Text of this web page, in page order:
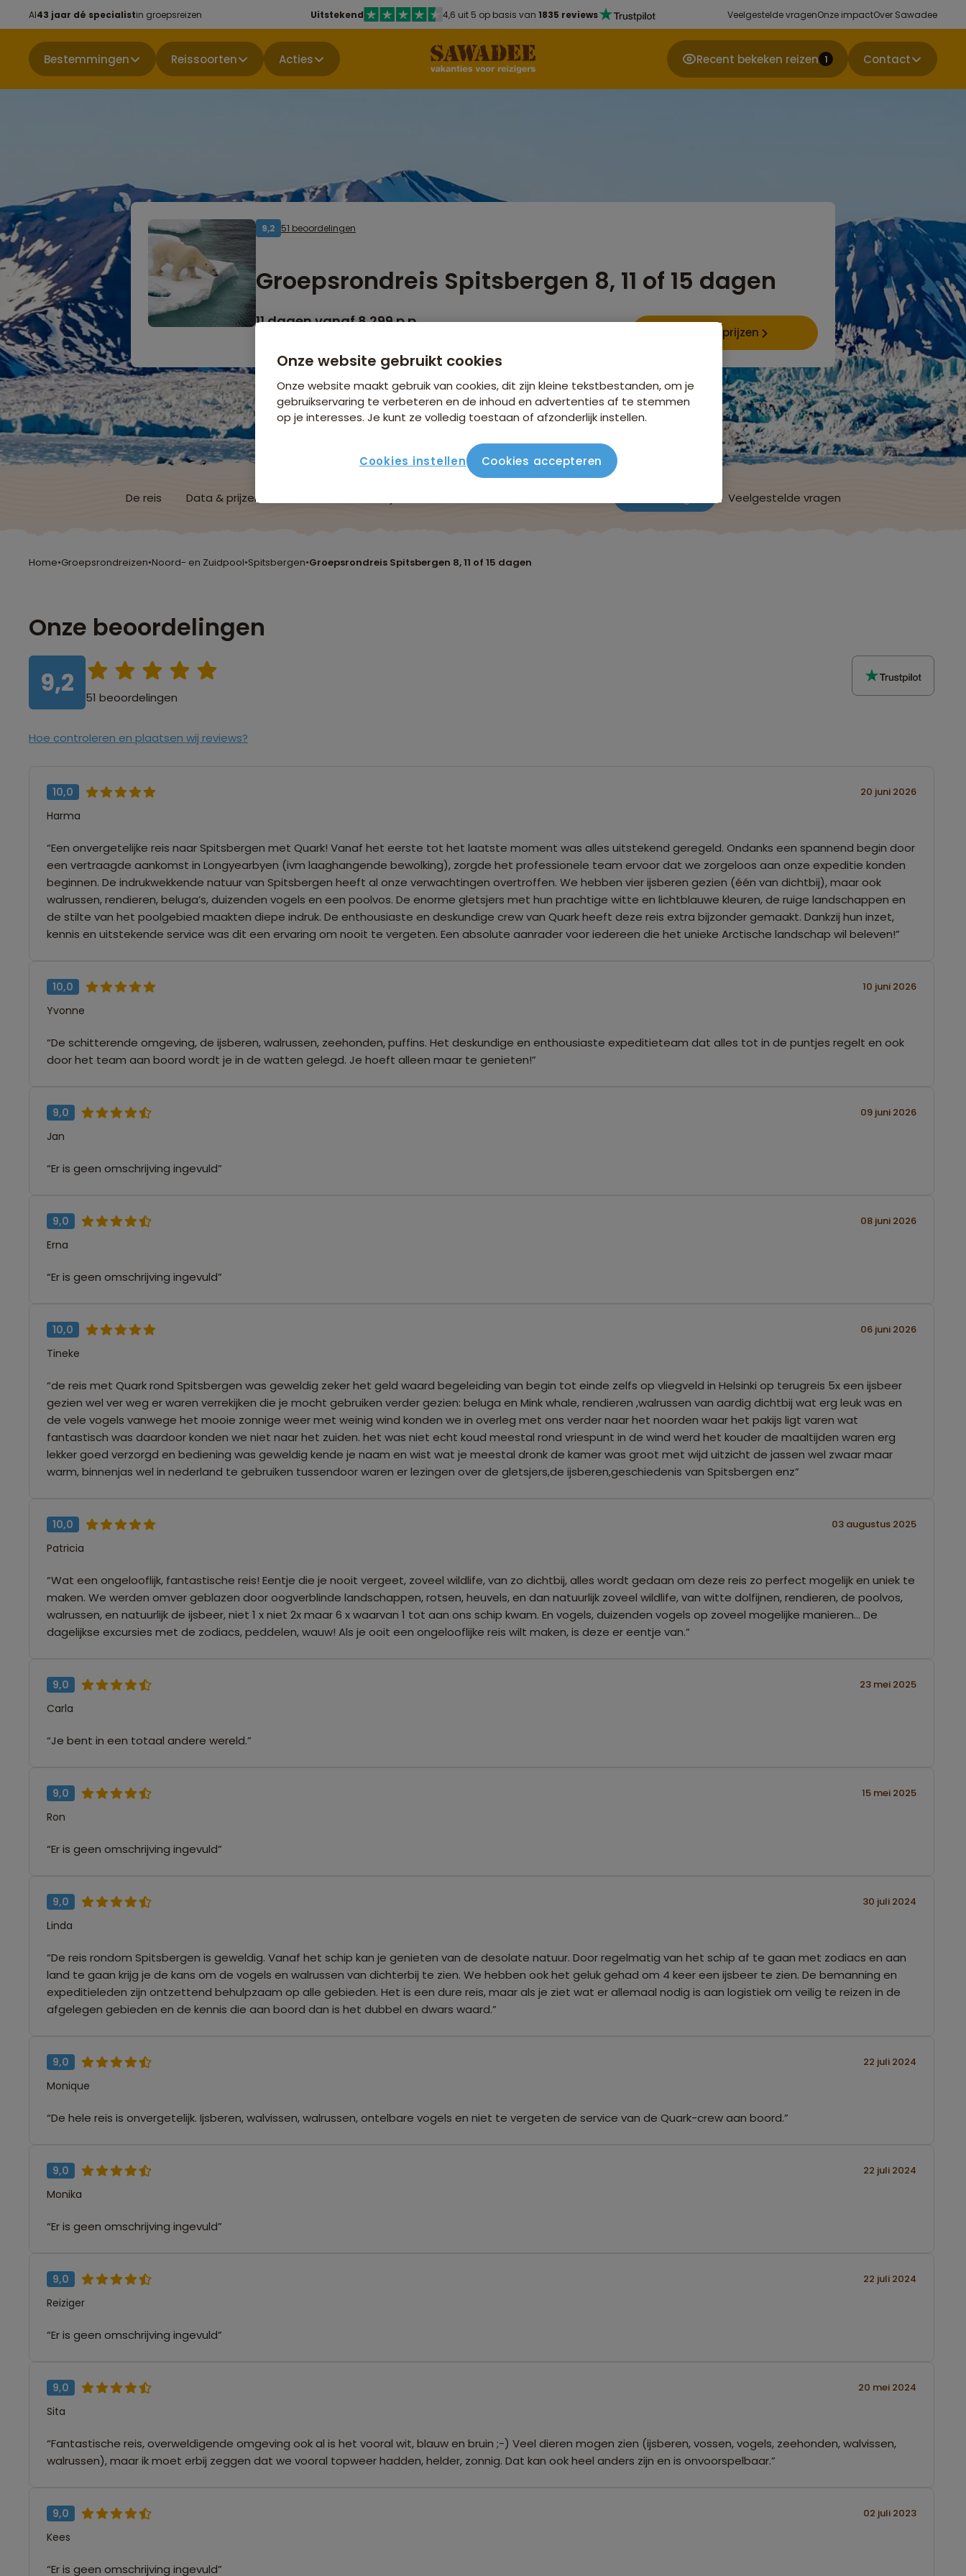
Al43 jaar dé specialistin groepsreizen Uitstekend 4,6 uit 5 op basis van 1835 reviews Veelgestelde vragenOnze impactOver Sawadee
Bestemmingen Reissoorten Acties Recent bekeken reizen 1 Contact
9,2 51 beoordelingen
Groepsrondreis Spitsbergen 8, 11 of 15 dagen
11 dagen vanaf 8.299 p.p.
Data & prijzen
De reis Data & prijzen Veelgestelde vragen
Home•Groepsrondreizen•Noord- en Zuidpool•Spitsbergen•Groepsrondreis Spitsbergen 8, 11 of 15 dagen
Onze beoordelingen
9,2
51 beoordelingen
Hoe controleren en plaatsen wij reviews?
10,0 20 juni 2026
Harma
“Een onvergetelijke reis naar Spitsbergen met Quark! Vanaf het eerste tot het laatste moment was alles uitstekend geregeld. Ondanks een spannend begin door
een vertraagde aankomst in Longyearbyen (ivm laaghangende bewolking), zorgde het professionele team ervoor dat we zorgeloos aan onze expeditie konden
beginnen. De indrukwekkende natuur van Spitsbergen heeft al onze verwachtingen overtroffen. We hebben vier ijsberen gezien (één van dichtbij), maar ook
walrussen, rendieren, beluga’s, duizenden vogels en een poolvos. De enorme gletsjers met hun prachtige witte en lichtblauwe kleuren, de ruige landschappen en
de stilte van het poolgebied maakten diepe indruk. De enthousiaste en deskundige crew van Quark heeft deze reis extra bijzonder gemaakt. Dankzij hun inzet,
kennis en uitstekende service was dit een ervaring om nooit te vergeten. Een absolute aanrader voor iedereen die het unieke Arctische landschap wil beleven!”
10,0 10 juni 2026
Yvonne
“De schitterende omgeving, de ijsberen, walrussen, zeehonden, puffins. Het deskundige en enthousiaste expeditieteam dat alles tot in de puntjes regelt en ook
door het team aan boord wordt je in de watten gelegd. Je hoeft alleen maar te genieten!”
9,0 09 juni 2026
Jan
“Er is geen omschrijving ingevuld”
9,0 08 juni 2026
Erna
“Er is geen omschrijving ingevuld”
10,0 06 juni 2026
Tineke
“de reis met Quark rond Spitsbergen was geweldig zeker het geld waard begeleiding van begin tot einde zelfs op vliegveld in Helsinki op terugreis 5x een ijsbeer
gezien wel ver weg er waren verrekijken die je mocht gebruiken verder gezien: beluga en Mink whale, rendieren ,walrussen van aardig dichtbij wat erg leuk was en
de vele vogels vanwege het mooie zonnige weer met weinig wind konden we in overleg met ons verder naar het noorden waar het pakijs ligt varen wat
fantastisch was daardoor konden we niet naar het zuiden. het was niet echt koud meestal rond vriespunt in de wind werd het kouder de maaltijden waren erg
lekker goed verzorgd en bediening was geweldig kende je naam en wist wat je meestal dronk de kamer was groot met wijd uitzicht de jassen wel zwaar maar
warm, binnenjas wel in nederland te gebruiken tussendoor waren er lezingen over de gletsjers,de ijsberen,geschiedenis van Spitsbergen enz”
10,0 03 augustus 2025
Patricia
“Wat een ongelooflijk, fantastische reis! Eentje die je nooit vergeet, zoveel wildlife, van zo dichtbij, alles wordt gedaan om deze reis zo perfect mogelijk en uniek te
maken. We werden omver geblazen door oogverblinde landschappen, rotsen, heuvels, en dan natuurlijk zoveel wildlife, van witte dolfijnen, rendieren, de poolvos,
walrussen, en natuurlijk de ijsbeer, niet 1 x niet 2x maar 6 x waarvan 1 tot aan ons schip kwam. En vogels, duizenden vogels op zoveel mogelijke manieren... De
dagelijkse excursies met de zodiacs, peddelen, wauw! Als je ooit een ongelooflijke reis wilt maken, is deze er eentje van.”
9,0 23 mei 2025
Carla
“Je bent in een totaal andere wereld.”
9,0 15 mei 2025
Ron
“Er is geen omschrijving ingevuld”
9,0 30 juli 2024
Linda
“De reis rondom Spitsbergen is geweldig. Vanaf het schip kan je genieten van de desolate natuur. Door regelmatig van het schip af te gaan met zodiacs en aan
land te gaan krijg je de kans om de vogels en walrussen van dichterbij te zien. We hebben ook het geluk gehad om 4 keer een ijsbeer te zien. De bemanning en
expeditieleden zijn ontzettend behulpzaam op alle gebieden. Het is een dure reis, maar als je ziet wat er allemaal nodig is aan logistiek om veilig te reizen in de
afgelegen gebieden en de kennis die aan boord dan is het dubbel en dwars waard.”
9,0 22 juli 2024
Monique
“De hele reis is onvergetelijk. Ijsberen, walvissen, walrussen, ontelbare vogels en niet te vergeten de service van de Quark-crew aan boord.”
9,0 22 juli 2024
Monika
“Er is geen omschrijving ingevuld”
9,0 22 juli 2024
Reiziger
“Er is geen omschrijving ingevuld”
9,0 20 mei 2024
Sita
“Fantastische reis, overweldigende omgeving ook al is het vooral wit, blauw en bruin ;-) Veel dieren mogen zien (ijsberen, vossen, vogels, zeehonden, walvissen,
walrussen), maar ik moet erbij zeggen dat we vooral topweer hadden, helder, zonnig. Dat kan ook heel anders zijn en is onvoorspelbaar.”
9,0 02 juli 2023
Kees
“Er is geen omschrijving ingevuld”
Onze website gebruikt cookies
Onze website maakt gebruik van cookies, dit zijn kleine tekstbestanden, om je
gebruikservaring te verbeteren en de inhoud en advertenties af te stemmen
op je interesses. Je kunt ze volledig toestaan of afzonderlijk instellen.
Cookies instellen Cookies accepteren